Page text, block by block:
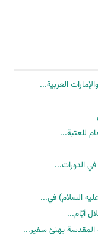
العربية...
للعتبة...
الدورات...
السلام) في...
أيّام...
المقدسة يهنئ سفير...